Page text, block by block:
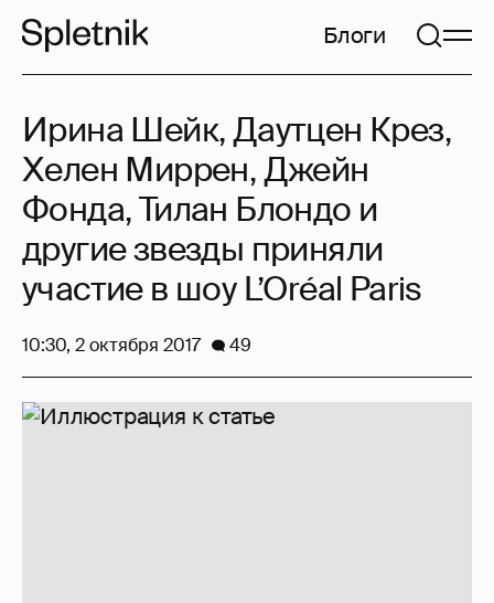
Блоги
Ирина Шейк, Даутцен Крез,
Хелен Миррен, Джейн
Фонда, Тилан Блондо и
другие звезды приняли
участие в шоу L’Oréal Paris
10:30, 2 октября 2017 49